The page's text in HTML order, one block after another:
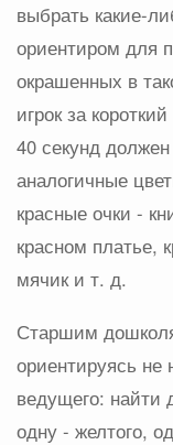
выбрать какие-
ориентиром для
окрашенных в
игрок за
40 секунд
аналогичные
красные очки -
красном платье,
мячик и т. д.
Старшим
ориентируясь не
ведущего: найти
одну - желтого,